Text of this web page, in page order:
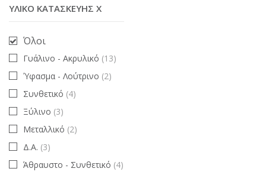
ΥΛΙΚΌ ΚΑΤΑΣΚΕΥΉΣ X
Όλοι
Γυάλινο - Ακρυλικό (13)
Ύφασμα - Λούτρινο (2)
Συνθετικό (4)
Ξύλινο (3)
Μεταλλικό (2)
Δ.Α. (3)
Άθραυστο - Συνθετικό (4)